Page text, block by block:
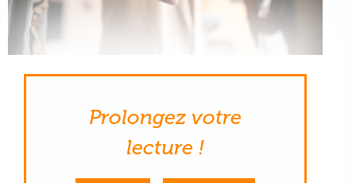
Prolongez votre
lecture !